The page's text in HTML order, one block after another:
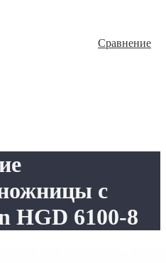
Сравнение
с
HGD 6100-8